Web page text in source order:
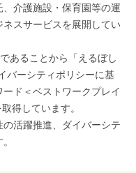
介護施設・保育園等の運
スサービスを展開してい
あることから「えるぼし
バーシティポリシーに基
ド＜ベストワークプレイ
得しています。
活躍推進、ダイバーシテ